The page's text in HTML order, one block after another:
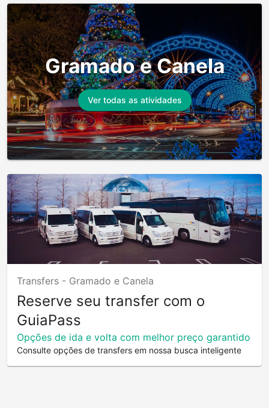
Gramado e Canela
Ver todas as atividades
Transfers - Gramado e Canela
Reserve seu transfer com o
GuiaPass
Opções de ida e volta com melhor preço garantido
Consulte opções de transfers em nossa busca inteligente